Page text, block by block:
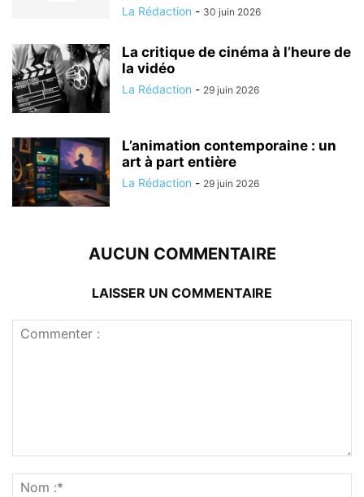
La Rédaction - 30 juin 2026
La critique de cinéma à l’heure de
la vidéo
La Rédaction - 29 juin 2026
L’animation contemporaine : un
art à part entière
La Rédaction - 29 juin 2026
AUCUN COMMENTAIRE
LAISSER UN COMMENTAIRE